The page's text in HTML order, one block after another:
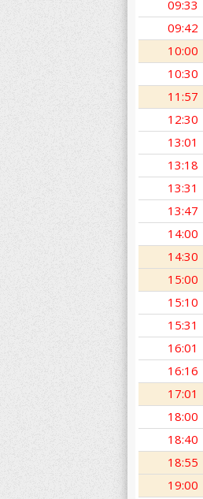
09:33
09:42
10:00
10:30
11:57
12:30
13:01
13:18
13:31
13:47
14:00
14:30
15:00
15:10
15:31
16:01
16:16
17:01
18:00
18:40
18:55
19:00